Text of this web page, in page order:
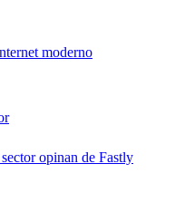
moderno
opinan de Fastly